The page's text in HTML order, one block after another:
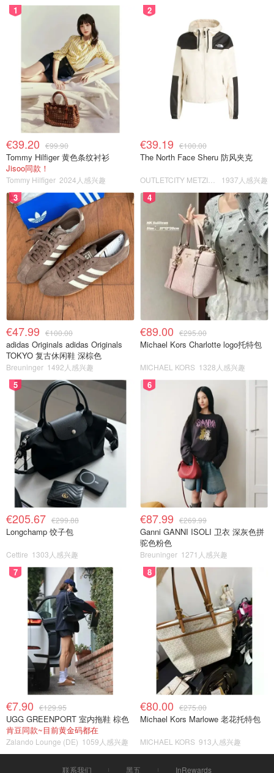
1
€39.20 €99.90
Tommy Hilfiger 黄色条纹衬衫
Jisoo同款！
Tommy Hilfiger 2024人感兴趣
2
€39.19 €100.00
The North Face Sheru 防风夹克
1937人感兴趣
3
€47.99 €100.00
adidas Originals adidas Originals
TOKYO 复古休闲鞋 深棕色
Breuninger 1492人感兴趣
4
€89.00 €295.00
Michael Kors Charlotte logo托特包
MICHAEL KORS 1328人感兴趣
5
€205.67 €299.88
Longchamp 饺子包
Cettire 1303人感兴趣
6
€87.99 €269.99
Ganni GANNI ISOLI 卫衣 深灰色拼
驼色粉色
Breuninger 1271人感兴趣
7
€7.90 €129.95
UGG GREENPORT 室内拖鞋 棕色
肯豆同款~目前黄金码都在
Zalando Lounge (DE) 1059人感兴趣
8
€80.00 €275.00
Michael Kors Marlowe 老花托特包
MICHAEL KORS 913人感兴趣
联系我们 黑五 InRewards